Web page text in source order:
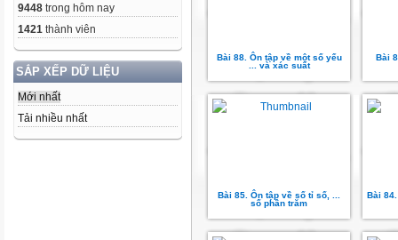
9448 trong hôm nay
1421 thành viên
SẮP XẾP DỮ LIỆU
Mới nhất
Tải nhiều nhất
Bài 88. Ôn tập về một số yếu
... và xác suất
Bài
Bài 85. Ôn tập về số tỉ số, ...
số phần trăm
Bài